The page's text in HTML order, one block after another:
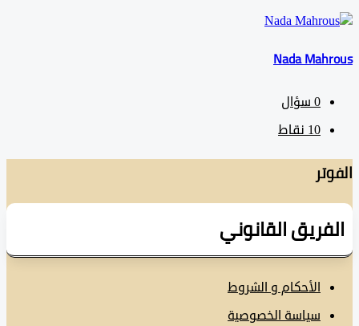
Nada
سؤال
نقاط
القانوني
الأحكام و الشروط
سياسة الخصوصية